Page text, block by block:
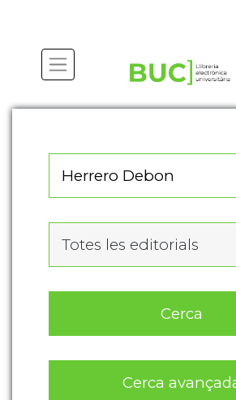
Totes les editorials
Cerca
Cerca